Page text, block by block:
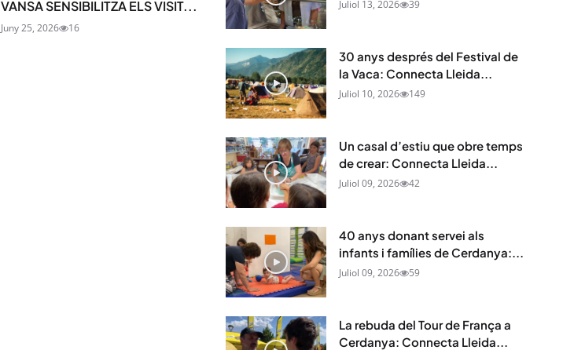
VANSA SENSIBILITZA ELS VISIT...
Juny 25, 2026 16
Juliol 13, 2026 39
30 anys després del Festival de
la Vaca: Connecta Lleida...
Juliol 10, 2026 149
Un casal d’estiu que obre temps
de crear: Connecta Lleida...
Juliol 09, 2026 42
40 anys donant servei als
infants i famílies de Cerdanya:...
Juliol 09, 2026 59
La rebuda del Tour de França a
Cerdanya: Connecta Lleida...